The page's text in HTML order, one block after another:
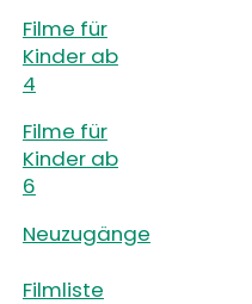
Filme für
Kinder ab
4
Filme für
Kinder ab
6
Neuzugänge
Filmliste